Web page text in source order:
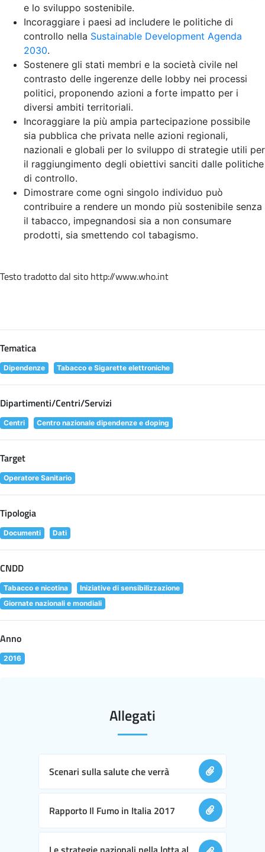
e lo sviluppo sostenibile.
Incoraggiare i paesi ad includere le politiche di
controllo nella Sustainable Development Agenda
2030.
Sostenere gli stati membri e la società civile nel
contrasto delle ingerenze delle lobby nei processi
politici, proponendo azioni a forte impatto per i
diversi ambiti territoriali.
Incoraggiare la più ampia partecipazione possibile
sia pubblica che privata nelle azioni regionali,
nazionali e globali per lo sviluppo di strategie utili per
il raggiungimento degli obiettivi sanciti dalle politiche
di controllo.
Dimostrare come ogni singolo individuo può
contribuire a rendere un mondo più sostenibile senza
il tabacco, impegnandosi sia a non consumare
prodotti, sia smettendo col tabagismo.
Testo tradotto dal sito http://www.who.int
Tematica
Dipendenze Tabacco e Sigarette elettroniche
Dipartimenti/Centri/Servizi
Centri Centro nazionale dipendenze e doping
Target
Operatore Sanitario
Tipologia
Documenti Dati
CNDD
Tabacco e nicotina
Iniziative di sensibilizzazione
Giornate nazionali e mondiali
Anno
2016
Allegati
Scenari sulla salute che verrà
Rapporto Il Fumo in Italia 2017